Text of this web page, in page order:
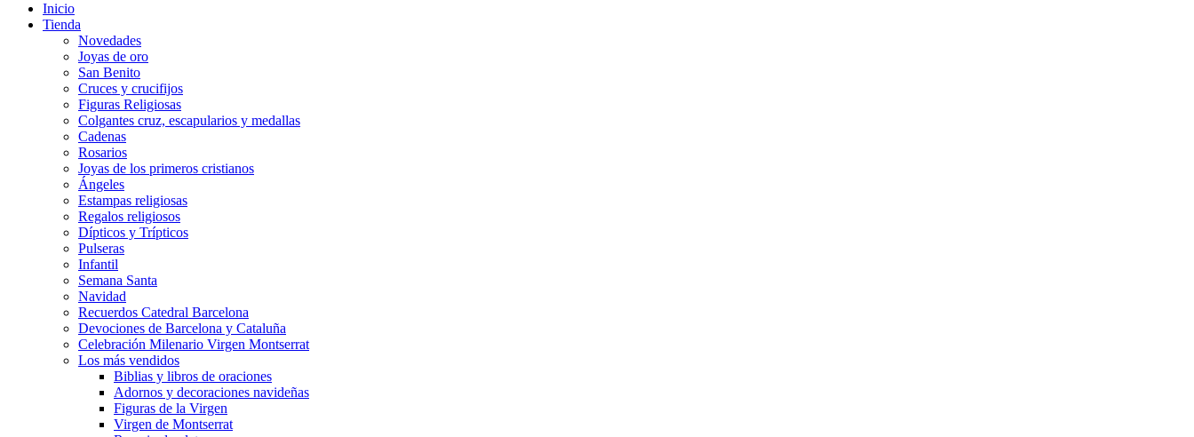
Inicio
Tienda
Novedades
Joyas de oro
San Benito
Cruces y crucifijos
Figuras Religiosas
Colgantes cruz, escapularios y medallas
Cadenas
Rosarios
Joyas de los primeros cristianos
Ángeles
Estampas religiosas
Regalos religiosos
Dípticos y Trípticos
Pulseras
Infantil
Semana Santa
Navidad
Recuerdos Catedral Barcelona
Devociones de Barcelona y Cataluña
Celebración Milenario Virgen Montserrat
Los más vendidos
Biblias y libros de oraciones
Adornos y decoraciones navideñas
Figuras de la Virgen
Virgen de Montserrat